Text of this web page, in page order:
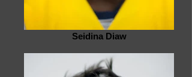
Seidina Diaw